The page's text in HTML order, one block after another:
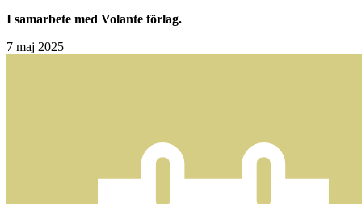
I samarbete med Volante förlag.
7 maj 2025